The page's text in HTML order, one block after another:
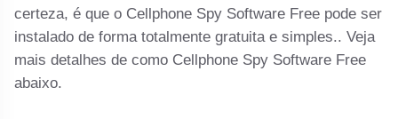
certeza, é que o Cellphone Spy Software Free pode ser
instalado de forma totalmente gratuita e simples.. Veja
mais detalhes de como Cellphone Spy Software Free
abaixo.